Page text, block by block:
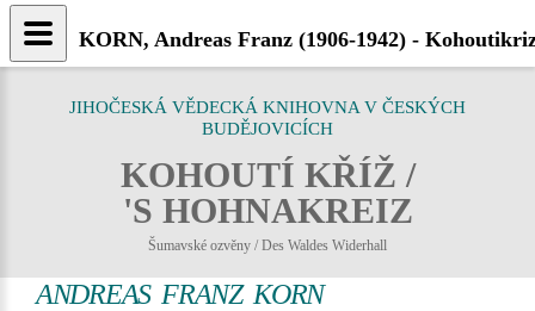
JIHOČESKÁ VĚDECKÁ KNIHOVNA V ČESKÝCH
BUDĚJOVICÍCH
KOHOUTÍ KŘÍŽ /
'S HOHNAKREIZ
Šumavské ozvěny / Des Waldes Widerhall
ANDREAS FRANZ KORN
KORN, Andreas Franz (1906-1942) -